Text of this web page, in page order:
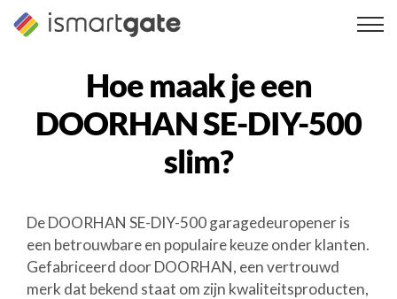
Overslaan
naar
Hoe maak je een
DOORHAN SE-DIY-500
slim?
De DOORHAN SE-DIY-500 garagedeuropener is
een betrouwbare en populaire keuze onder klanten.
Gefabriceerd door DOORHAN, een vertrouwd
merk dat bekend staat om zijn kwaliteitsproducten,